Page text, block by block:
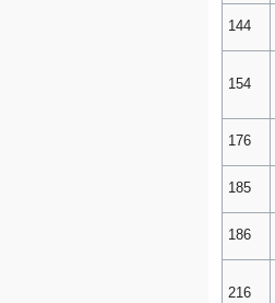
144
154
176
185
186
216